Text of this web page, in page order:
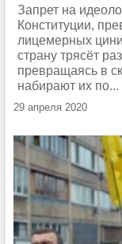
Запрет на
Конституции,
лицемерных
страну трясёт
превращаясь в
набирают их по...
29 апреля 2020